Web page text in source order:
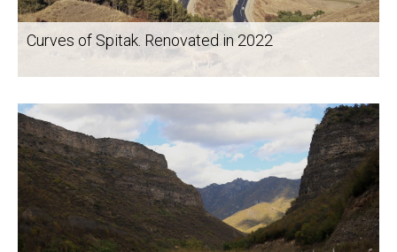
Curves of Spitak. Renovated in 2022